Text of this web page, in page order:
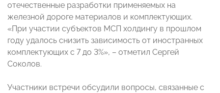
отечественные разработки применяемых на
железной дороге материалов и комплектующих.
«При участии субъектов МСП холдингу в прошлом
году удалось снизить зависимость от иностранных
комплектующих с 7 до 3%», – отметил Сергей
Соколов.
Участники встречи обсудили вопросы, связанные с